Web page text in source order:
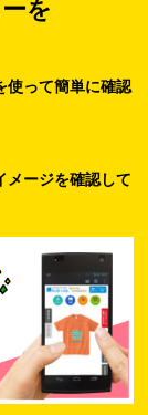
を
使って簡単に確認
メージを確認して